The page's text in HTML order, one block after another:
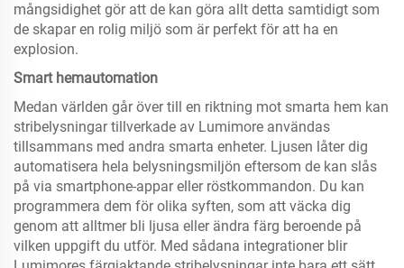
mångsidighet gör att de kan göra allt detta samtidigt som
de skapar en rolig miljö som är perfekt för att ha en
explosion.
Smart hemautomation
Medan världen går över till en riktning mot smarta hem kan
stribelysningar tillverkade av Lumimore användas
tillsammans med andra smarta enheter. Ljusen låter dig
automatisera hela belysningsmiljön eftersom de kan slås
på via smartphone-appar eller röstkommandon. Du kan
programmera dem för olika syften, som att väcka dig
genom att alltmer bli ljusa eller ändra färg beroende på
vilken uppgift du utför. Med sådana integrationer blir